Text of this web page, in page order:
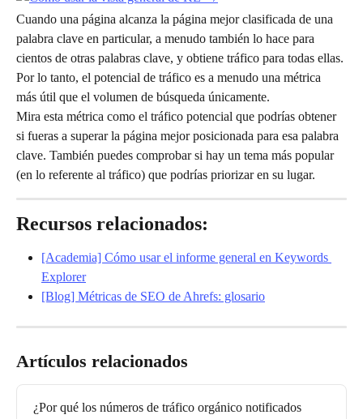
Cuando una página alcanza la página mejor clasificada de una
palabra clave en particular, a menudo también lo hace para
cientos de otras palabras clave, y obtiene tráfico para todas ellas.
Por lo tanto, el potencial de tráfico es a menudo una métrica
más útil que el volumen de búsqueda únicamente.
Mira esta métrica como el tráfico potencial que podrías obtener
si fueras a superar la página mejor posicionada para esa palabra
clave. También puedes comprobar si hay un tema más popular
(en lo referente al tráfico) que podrías priorizar en su lugar.
Recursos relacionados:
[Academia] Cómo usar el informe general en Keywords
Explorer
[Blog] Métricas de SEO de Ahrefs: glosario
Artículos relacionados
¿Por qué los números de tráfico orgánico notificados